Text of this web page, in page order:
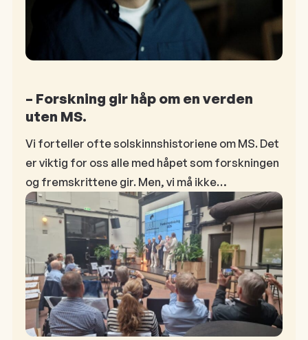
– Forskning gir håp om en verden
uten MS.
Vi forteller ofte solskinnshistoriene om MS. Det
er viktig for oss alle med håpet som forskningen
og fremskrittene gir. Men, vi må ikke…